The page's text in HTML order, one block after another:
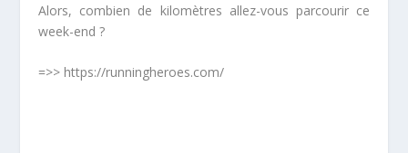
Alors, combien de kilomètres allez-vous parcourir ce
week-end ?
=>> https://runningheroes.com/